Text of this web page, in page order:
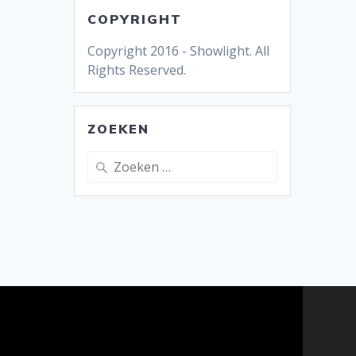
COPYRIGHT
Copyright 2016 - Showlight. All
Rights Reserved.
ZOEKEN
Zoeken